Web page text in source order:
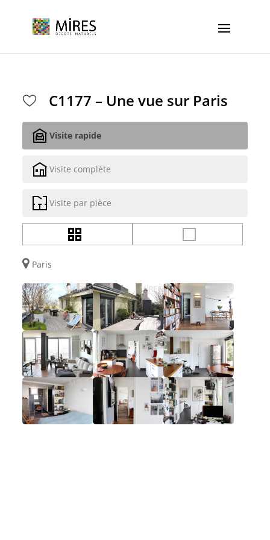
C1177 – Une vue sur Paris
Visite rapide
Visite complète
Visite par pièce
Paris